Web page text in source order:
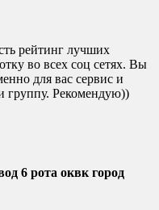
рейтинг лучших
во всех соц сетях. Вы
для вас сервис и
группу. Рекомендую))
6 рота оквк город